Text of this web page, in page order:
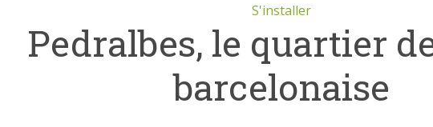
S'installer
Pedralbes, le quartier
barcelonaise